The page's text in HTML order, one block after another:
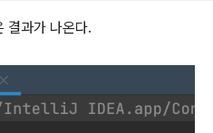
결과가 나온다.